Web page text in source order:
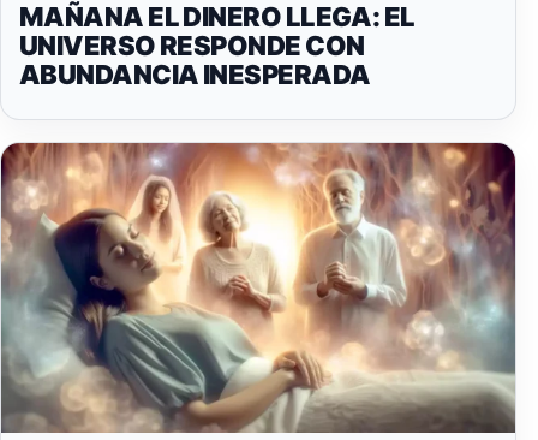
MAÑANA EL DINERO LLEGA: EL
UNIVERSO RESPONDE CON
ABUNDANCIA INESPERADA